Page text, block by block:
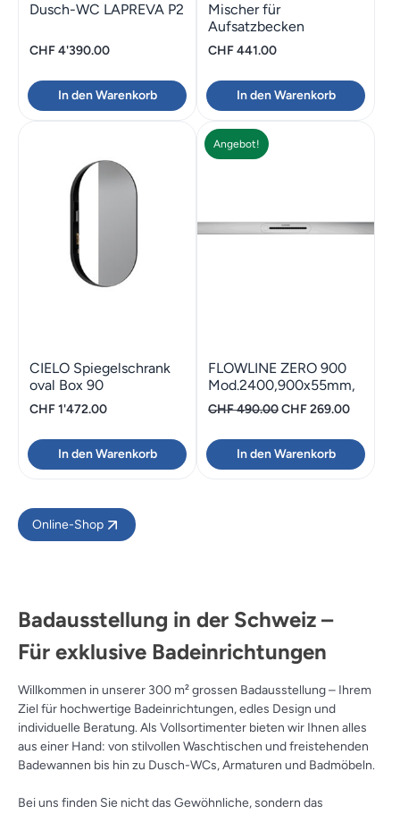
Dusch-WC LAPREVA P2
CHF4'390.00
In den Warenkorb
Mischer für
Aufsatzbecken
Treemme 40mm
Edelstahl
CHF441.00
In den Warenkorb
CIELO Spiegelschrank
oval Box 90
CHF1'472.00
In den Warenkorb
Angebot!
FLOWLINE ZERO 900
Mod.2400,900x55mm,
Edelstahl gebürstet
CHF490.00Ursprünglicher
war:
CHF 490.00
CHF269.00Aktueller
ist:
CHF
In den Warenkorb
Online-Shop
Badausstellung in der Schweiz –
Für exklusive Badeinrichtungen
Willkommen in unserer 300 m² grossen Badausstellung – Ihrem
Ziel für hochwertige Badeinrichtungen, edles Design und
individuelle Beratung. Als Vollsortimenter bieten wir Ihnen alles
aus einer Hand: von stilvollen Waschtischen und freistehenden
Badewannen bis hin zu Dusch-WCs, Armaturen und Badmöbeln.
Bei uns finden Sie nicht das Gewöhnliche, sondern das